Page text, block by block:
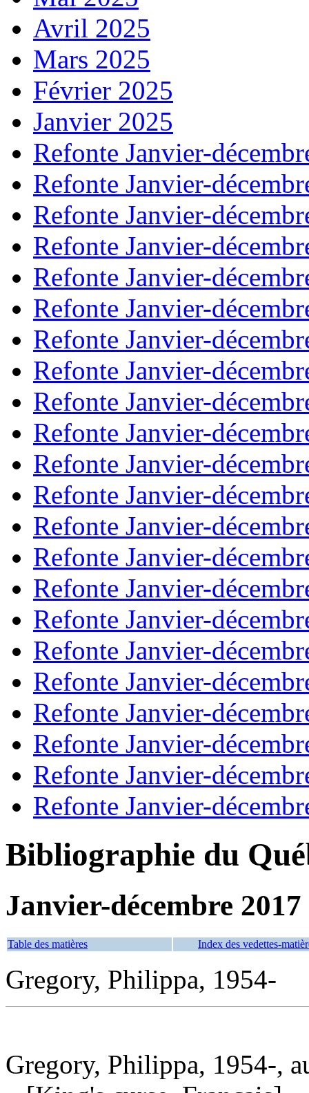
Avril 2025
Mars 2025
Février 2025
Janvier 2025
Refonte Janvier-
Refonte Janvier-
Refonte Janvier-
Refonte Janvier-
Refonte Janvier-
Refonte Janvier-
Refonte Janvier-
Refonte Janvier-
Refonte Janvier-
Refonte Janvier-
Refonte Janvier-
Refonte Janvier-
Refonte Janvier-
Refonte Janvier-
Refonte Janvier-
Refonte Janvier-
Refonte Janvier-
Refonte Janvier-
Refonte Janvier-
Refonte Janvier-
Refonte Janvier-
Refonte Janvier-
Bibliographie du
Janvier-décembre 2017
Table des matières Index des vedettes-
Gregory, Philippa, 1954-
Gregory, Philippa, 1954-,